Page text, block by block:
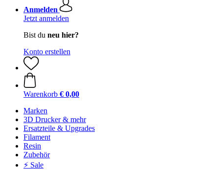
Anmelden
Jetzt anmelden
Bist du neu hier?
Konto erstellen
Warenkorb € 0,00
Marken
3D Drucker & mehr
Ersatzteile & Upgrades
Filament
Resin
Zubehör
⚡ Sale